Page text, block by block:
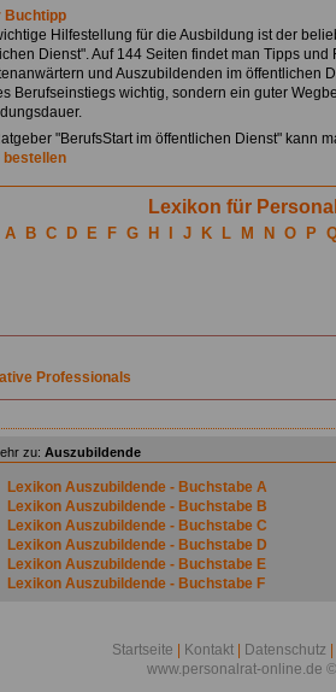
Buchtipp
Hilfestellung für die Ausbildung ist der
Dienst". Auf 144 Seiten findet man Tipps
und Auszubildenden im öffentlichen
Berufseinstiegs wichtig, sondern ein guter
"BerufsStart im öffentlichen Dienst" kann
bestellen
Lexikon für
A B C D E F G H J K L M N O P
Professionals
zu: Auszubildende
Lexikon Auszubildende - Buchstabe A
Lexikon Auszubildende - Buchstabe B
Lexikon Auszubildende - Buchstabe C
Lexikon Auszubildende - Buchstabe D
Lexikon Auszubildende - Buchstabe E
Lexikon Auszubildende - Buchstabe F
Lexikon Auszubildende - Buchstabe I
Lexikon Auszubildende - Buchstabe J
Lexikon Auszubildende - Buchstabe K
Startseite Kontakt Datenschutz
www.personalrat-online.de